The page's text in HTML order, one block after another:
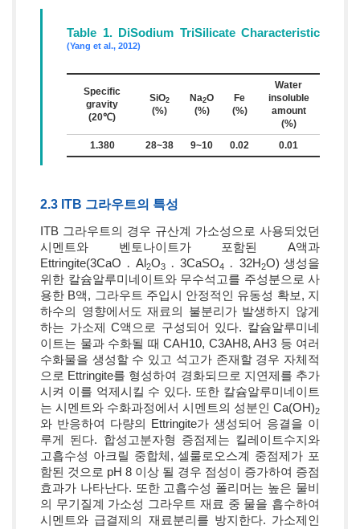
Table 1. DiSodium TriSilicate Characteristic
(Yang et al., 2012)
Specific
gravity
(20℃)
SiO2
(%)
Na2O
(%)
Fe
(%)
Water
insoluble
amount
(%)
1.380
28~38 9~10 0.02 0.01
2.3 ITB 그라우트의 특성
ITB 그라우트의 경우 규산계 가소성으로 사용되었던
시멘트와 벤토나이트가 포함된 A액과
Ettringite(3CaO ․ Al2O3․ 3CaSO4 ․ 32H2O) 생성을
위한 칼슘알루미네이트와 무수석고를 주성분으로 사
용한 B액, 그라우트 주입시 안정적인 유동성 확보, 지
하수의 영향에서도 재료의 불분리가 발생하지 않게
하는 가소제 C액으로 구성되어 있다. 칼슘알루미네
이트는 물과 수화될 때 CAH10, C3AH8, AH3 등 여러
수화물을 생성할 수 있고 석고가 존재할 경우 자체적
으로 Ettringite를 형성하여 경화되므로 지연제를 추가
시켜 이를 억제시킬 수 있다. 또한 칼슘알루미네이트
는 시멘트와 수화과정에서 시멘트의 성분인 Ca(OH)2
와 반응하여 다량의 Ettringite가 생성되어 응결을 이
루게 된다. 합성고분자형 증점제는 킬레이트수지와
고흡수성 아크릴 중합체, 셀룰로오스계 중점제가 포
함된 것으로 pH 8 이상 될 경우 점성이 증가하여 증점
효과가 나타난다. 또한 고흡수성 폴리머는 높은 물비
의 무기질계 가소성 그라우트 재료 중 물을 흡수하여
시멘트와 급결제의 재료분리를 방지한다. 가소제인